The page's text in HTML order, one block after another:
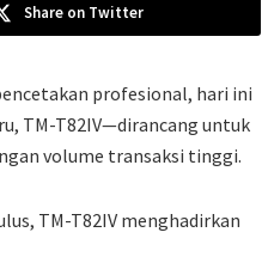
Share on Twitter
profesional, hari ini
TM-T82IV—dirancang untuk
volume transaksi tinggi.
TM-T82IV menghadirkan